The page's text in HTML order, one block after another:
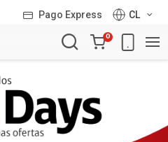
Pago Express
CL
Carro
de
0